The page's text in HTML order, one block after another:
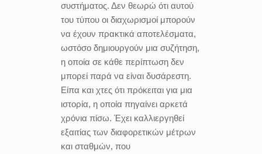
συστήματος. Δεν θεωρώ ότι αυτού
του τύπου οι διαχωρισμοί μπορούν
να έχουν πρακτικά αποτελέσματα,
ωστόσο δημιουργούν μια συζήτηση,
η οποία σε κάθε περίπτωση δεν
μπορεί παρά να είναι δυσάρεστη.
Είπα και χτες ότι πρόκειται για μια
ιστορία, η οποία πηγαίνει αρκετά
χρόνια πίσω. Έχει καλλιεργηθεί
εξαιτίας των διαφορετικών μέτρων
και σταθμών, που